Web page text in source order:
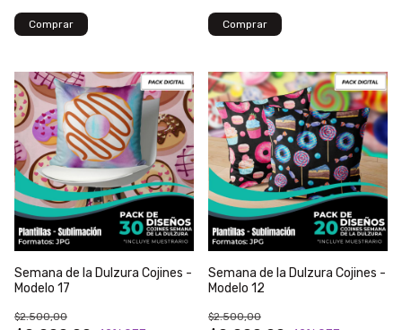
Semana de la Dulzura Cojines -
Modelo 17
$2.500,00
Semana de la Dulzura Cojines -
Modelo 12
$2.500,00